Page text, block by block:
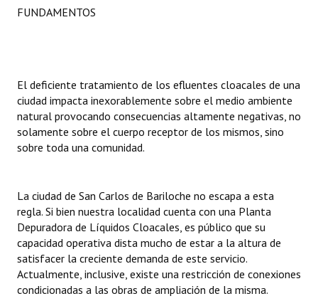
Comunicaciones
Resoluciones de Presidencia
INSTITUCIONAL
Registros y Distinciones
Datos Históricos
Premio al Mérito - Registro
FUNDAMENTOS
El deficiente tratamiento de los efluentes cloacales de una
ciudad impacta inexorablemente sobre el medio ambiente
natural provocando consecuencias altamente negativas, no
solamente sobre el cuerpo receptor de los mismos, sino
sobre toda una comunidad.
La ciudad de San Carlos de Bariloche no escapa a esta
regla. Si bien nuestra localidad cuenta con una Planta
Depuradora de Líquidos Cloacales, es público que su
capacidad operativa dista mucho de estar a la altura de
satisfacer la creciente demanda de este servicio.
Actualmente, inclusive, existe una restricción de conexiones
condicionadas a las obras de ampliación de la misma.